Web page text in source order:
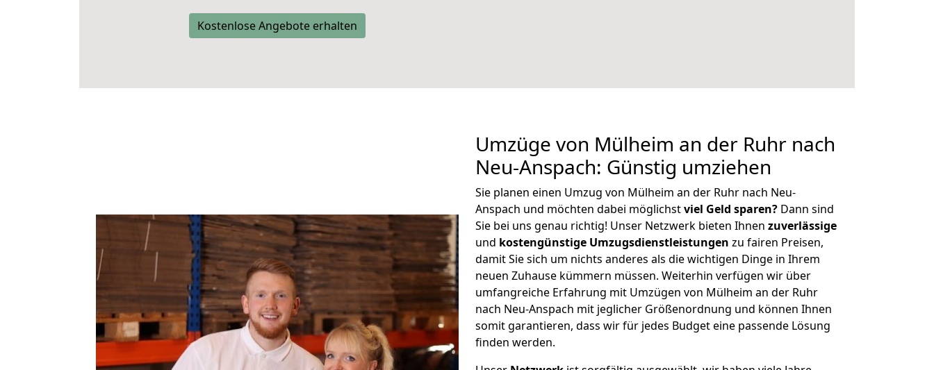
Kostenlose Angebote erhalten
Umzüge von Mülheim an der Ruhr nach
Neu-Anspach: Günstig umziehen
Sie planen einen Umzug von Mülheim an der Ruhr nach Neu-
Anspach und möchten dabei möglichstviel Geld sparen? Dann sind
Sie bei uns genau richtig! Unser Netzwerk bieten Ihnen zuverlässige
und kostengünstige Umzugsdienstleistungen zu fairen Preisen,
damit Sie sich um nichts anderes als die wichtigen Dinge in Ihrem
neuen Zuhause kümmern müssen. Weiterhin verfügen wir über
umfangreiche Erfahrung mit Umzügen von Mülheim an der Ruhr
nach Neu-Anspach mit jeglicher Größenordnung und können Ihnen
somit garantieren, dass wir für jedes Budget eine passende Lösung
finden werden.